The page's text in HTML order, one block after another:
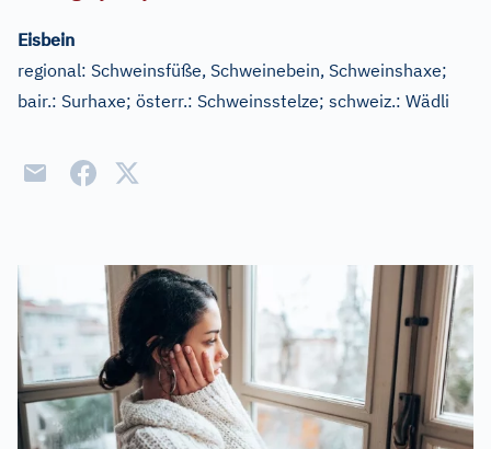
Eisbein
regional: Schweinsfüße, Schweinebein, Schweinshaxe;
bair.: Surhaxe; österr.: Schweinsstelze; schweiz.: Wädli